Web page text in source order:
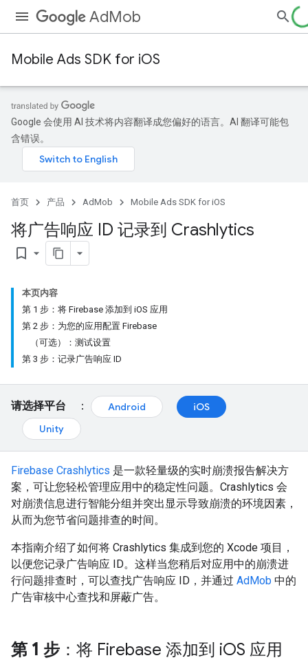
AdMob
Mobile Ads SDK for iOS
Google 会使用 AI 技术将内容翻译成您偏好的语言。AI 翻译可能包
含错误。
首页 产品 AdMob Mobile Ads SDK for iOS
将广告响应 ID 记录到 Crashlytics
bookmark_border
本页内容
第 1 步：将 Firebase 添加到 iOS 应用
第 2 步：为您的应用配置 Firebase
（可选）：测试设置
第 3 步：记录广告响应 ID
请选择平台 ： Android
iOS
Unity
Firebase Crashlytics 是一款轻量级的实时崩溃报告解决方
案，可让您轻松管理应用中的稳定性问题。Crashlytics 会
对崩溃信息进行智能分组并突出显示导致崩溃的环境因素，
从而为您节省问题排查的时间。
本指南介绍了如何将 Crashlytics 集成到您的 Xcode 项目，
以便您记录广告响应 ID。这样当您稍后对应用中的崩溃进
行问题排查时，可以查找广告响应 ID，并通过 AdMob 中的
广告审核中心查找和屏蔽广告。
第 1 步 ：将 Firebase 添加到 iOS 应用